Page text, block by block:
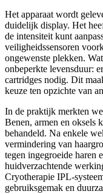
Het apparaat wordt
duidelijk display. Het
de intensiteit kunt
veiligheidssensoren
ongewenste plekken.
onbeperkte levensduur:
cartridges nodig. Dit
keuze ten opzichte van
In de praktijk merkten
Benen, armen en oksels
behandeld. Na enkele
vermindering van
tegen ingegroeide haren
huidverzachtende
Cryotherapie IPL-
gebruiksgemak en